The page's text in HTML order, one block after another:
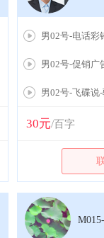
男02号-电话彩
男02号-促销广
男02号-飞碟说
30元/百字